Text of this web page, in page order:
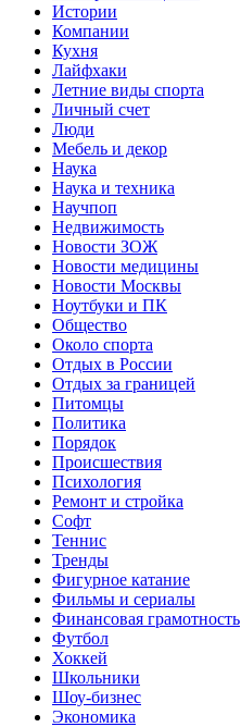
Истории
Компании
Кухня
Лайфхаки
Летние виды спорта
Личный счет
Люди
Мебель и декор
Наука
Наука и техника
Научпоп
Недвижимость
Новости ЗОЖ
Новости медицины
Новости Москвы
Ноутбуки и ПК
Общество
Около спорта
Отдых в России
Отдых за границей
Питомцы
Политика
Порядок
Происшествия
Психология
Ремонт и стройка
Софт
Теннис
Тренды
Фигурное катание
Фильмы и сериалы
Финансовая грамотность
Футбол
Хоккей
Школьники
Шоу-бизнес
Экономика